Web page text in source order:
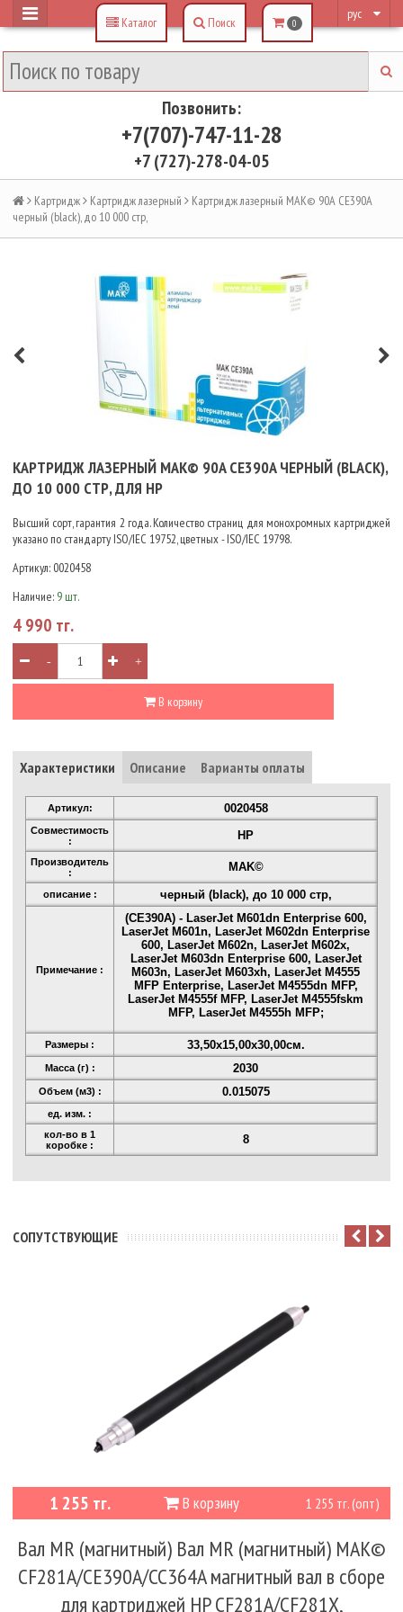
рус
Позвонить:
+7(707)-747-11-28
+7 (727)-278-04-05
Каталог Поиск 0
Картридж Картридж лазерный
Картридж лазерный MAK© 90A CE390A
черный (black), до 10 000 стр,
КАРТРИДЖ ЛАЗЕРНЫЙ MAK© 90A CE390A ЧЕРНЫЙ (BLACK),
ДО 10 000 СТР, ДЛЯ HP
Высший сорт, гарантия 2 года. Количество страниц для монохромных картриджей
указано по стандарту ISO/IEC 19752, цветных - ISO/IEC 19798.
Артикул: 0020458
Наличие: 9 шт.
4 990 тг.
- +
В корзину
Характеристики Описание Варианты оплаты
Артикул: 0020458
Совместимость
:
HP
Производитель
:
MAK©
описание : черный (black), до 10 000 стр,
Примечание :
(CE390A) - LaserJet M601dn Enterprise 600,
LaserJet M601n, LaserJet M602dn Enterprise
600, LaserJet M602n, LaserJet M602x,
LaserJet M603dn Enterprise 600, LaserJet
M603n, LaserJet M603xh, LaserJet M4555
MFP Enterprise, LaserJet M4555dn MFP,
LaserJet M4555f MFP, LaserJet M4555fskm
MFP, LaserJet M4555h MFP;
Размеры : 33,50x15,00x30,00см.
Масса (г) : 2030
Объем (м3) : 0.015075
ед. изм. :
кол-во в 1
коробке :
8
CОПУТСТВУЮЩИЕ
В корзину
1 255 тг. 1 255 тг. (опт)
Вал MR (магнитный) Вал MR (магнитный) MAK©
CF281A/CE390A/CC364A магнитный вал в сборе
для картриджей HP CF281A/CF281X,